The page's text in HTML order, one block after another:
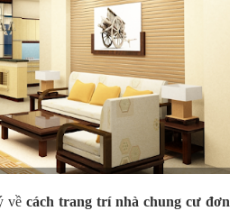
về cách trang trí nhà chung cư đơn